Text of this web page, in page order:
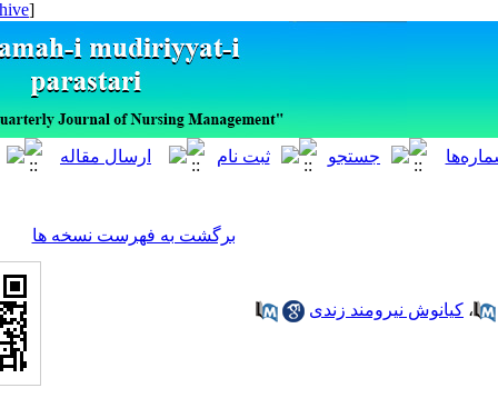
[ English ]
برگشت به فهرست نسخه ها
زندی